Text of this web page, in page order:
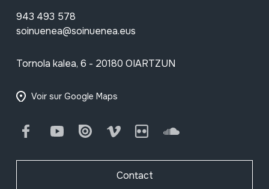
943 493 578
soinuenea@soinuenea.eus
Tornola kalea, 6 - 20180 OIARTZUN
Voir sur Google Maps
FacebookYoutube Issuu Vimeo Flickr SoundCloud
Contact